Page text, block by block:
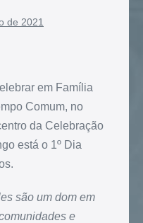
de 2021
em Família
Comum, no
da Celebração
está o 1º Dia
são um dom em
e